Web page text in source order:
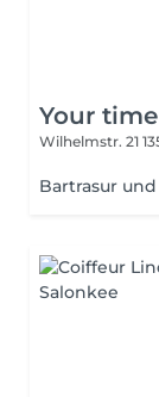
Your
Wilhelmstr. 21
Bartrasur